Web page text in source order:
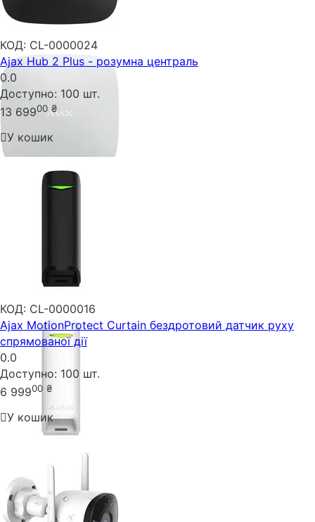
КОД: CL-0000024
Ajax Hub 2 Plus - розумна централь
0.0
Доступно: 100 шт.
13 69900 ₴
У кошик
КОД: CL-0000016
Ajax MotionProtect Curtain бездротовий датчик руху
спрямованої дії
0.0
Доступно: 100 шт.
6 99900 ₴
У кошик